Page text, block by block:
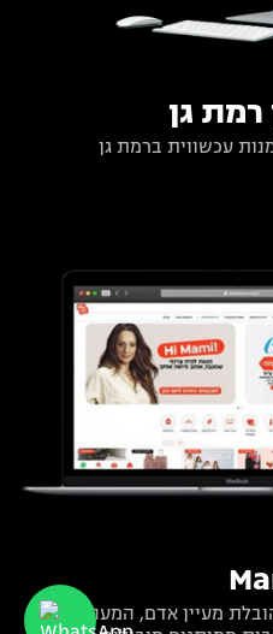
רמת גן
עכשווית ברמת גן
מעיין אדם, המעניק